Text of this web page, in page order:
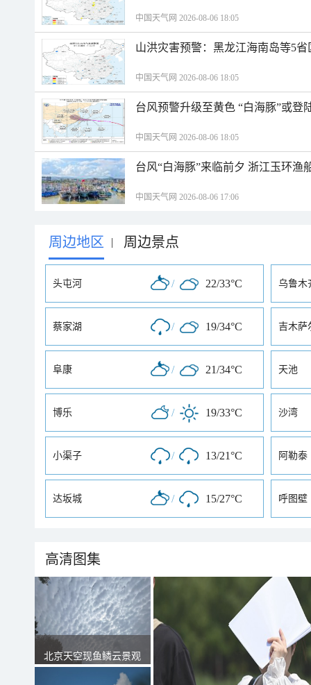
中国天气网 2026-08-06 18:05
山洪灾害预警：黑龙江海南岛等5
中国天气网 2026-08-06 18:05
台风预警升级至黄色 “白海豚”或登
中国天气网 2026-08-06 18:05
台风“白海豚”来临前夕 浙江玉环渔
中国天气网 2026-08-06 17:06
周边地区 | 周边景点
头屯河 / 22/33°C 乌鲁木
蔡家湖 / 19/34°C 吉木萨
阜康 / 21/34°C 天池
博乐 / 19/33°C 沙湾
小渠子 / 13/21°C 阿勒泰
达坂城 / 15/27°C 呼图壁
高清图集
北京天空现鱼鳞云景观